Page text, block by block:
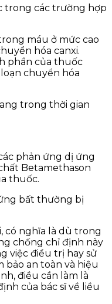
trong các trường hợp
máu ở mức cao
hóa canxi.
phần của thuốc
chuyển hóa
trong thời gian
phản ứng dị ứng
Betamethason
thuốc.
bất thường bị
có nghĩa là dù trong
chống chỉ định này
việc điều trị hay sử
bảo an toàn và hiệu
điều cần làm là
của bác sĩ về liều